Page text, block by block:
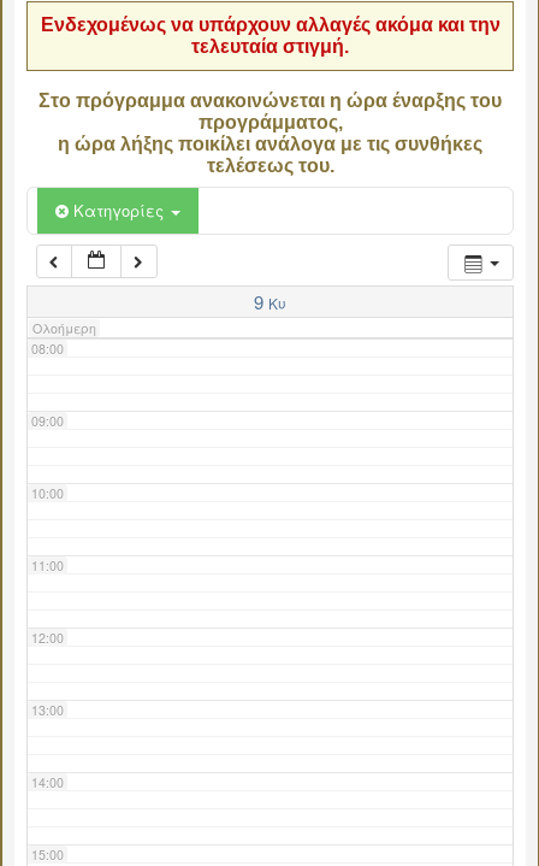
Ενδεχομένως να υπάρχουν αλλαγές ακόμα και την
τελευταία στιγμή.
Στο πρόγραμμα ανακοινώνεται η ώρα έναρξης του
προγράμματος,
η ώρα λήξης ποικίλει ανάλογα με τις συνθήκες
τελέσεως του.
Κατηγορίες
9 Κυ
Ολοήμερη
06:00
07:00
08:00
09:00
10:00
11:00
12:00
13:00
14:00
15:00